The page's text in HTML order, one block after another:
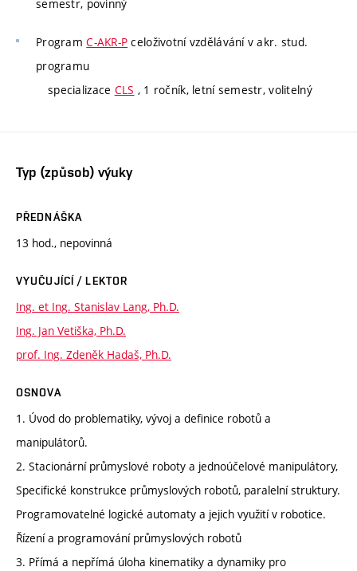
semestr, povinný
ProgramC-AKR-P celoživotní vzdělávání v akr. stud.
programu
specializace CLS , 1 ročník, letní semestr, volitelný
Typ (způsob) výuky
PŘEDNÁŠKA
13 hod., nepovinná
VYUČUJÍCÍ / LEKTOR
Ing. et Ing. Stanislav Lang, Ph.D.
Ing. Jan Vetiška, Ph.D.
prof. Ing. Zdeněk Hadaš, Ph.D.
OSNOVA
1. Úvod do problematiky, vývoj a definice robotů a
manipulátorů.
2. Stacionární průmyslové roboty a jednoúčelové manipulátory,
Specifické konstrukce průmyslových robotů, paralelní struktury.
Programovatelné logické automaty a jejich využití v robotice.
Řízení a programování průmyslových robotů
3. Přímá a nepřímá úloha kinematiky a dynamiky pro